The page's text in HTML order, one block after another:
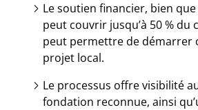
Le soutien financier, bien
peut couvrir jusqu’à 50 %
peut permettre de démarrer
projet local.
Le processus offre visibilité
fondation reconnue, ainsi